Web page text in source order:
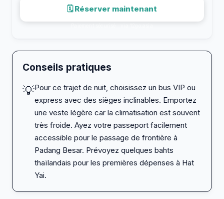
🗓 Réserver maintenant
Conseils pratiques
💡Pour ce trajet de nuit, choisissez un bus VIP ou
express avec des sièges inclinables. Emportez
une veste légère car la climatisation est souvent
très froide. Ayez votre passeport facilement
accessible pour le passage de frontière à
Padang Besar. Prévoyez quelques bahts
thaïlandais pour les premières dépenses à Hat
Yai.